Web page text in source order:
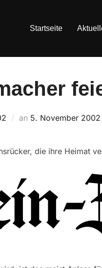
Startseite
an Veröffentlicht
5. November 2002
die ihre Heimat